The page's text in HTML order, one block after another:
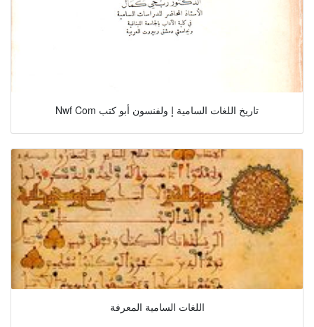
Nwf Com تاريخ اللغات السامية إ ولفنسون أبو كتب
اللغات السامية المعرفة